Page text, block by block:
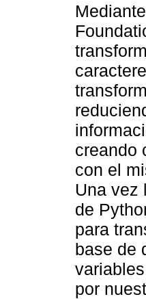
creando
con el
Una vez
de
para
base de
por